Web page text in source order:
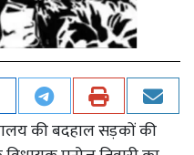
की बदहाल सड़कों की